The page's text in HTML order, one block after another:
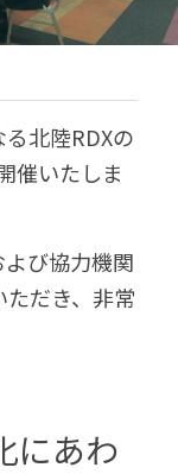
北陸RDXの
催いたしま
び協力機関
だき、非常
にあわ